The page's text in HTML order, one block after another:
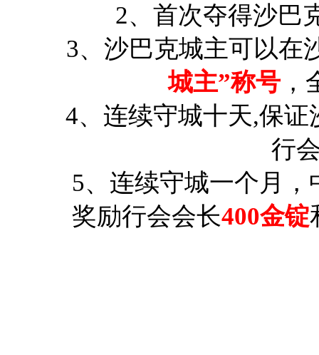
2、首次夺得沙巴
3、沙巴克城主可以在
城主”称号
4、连续守城十天,保
行
5、连续守城一个月
奖励行会会长400金锭